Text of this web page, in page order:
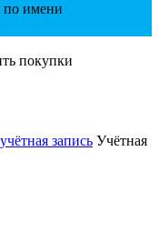
по имени
покупки
запись Учётная